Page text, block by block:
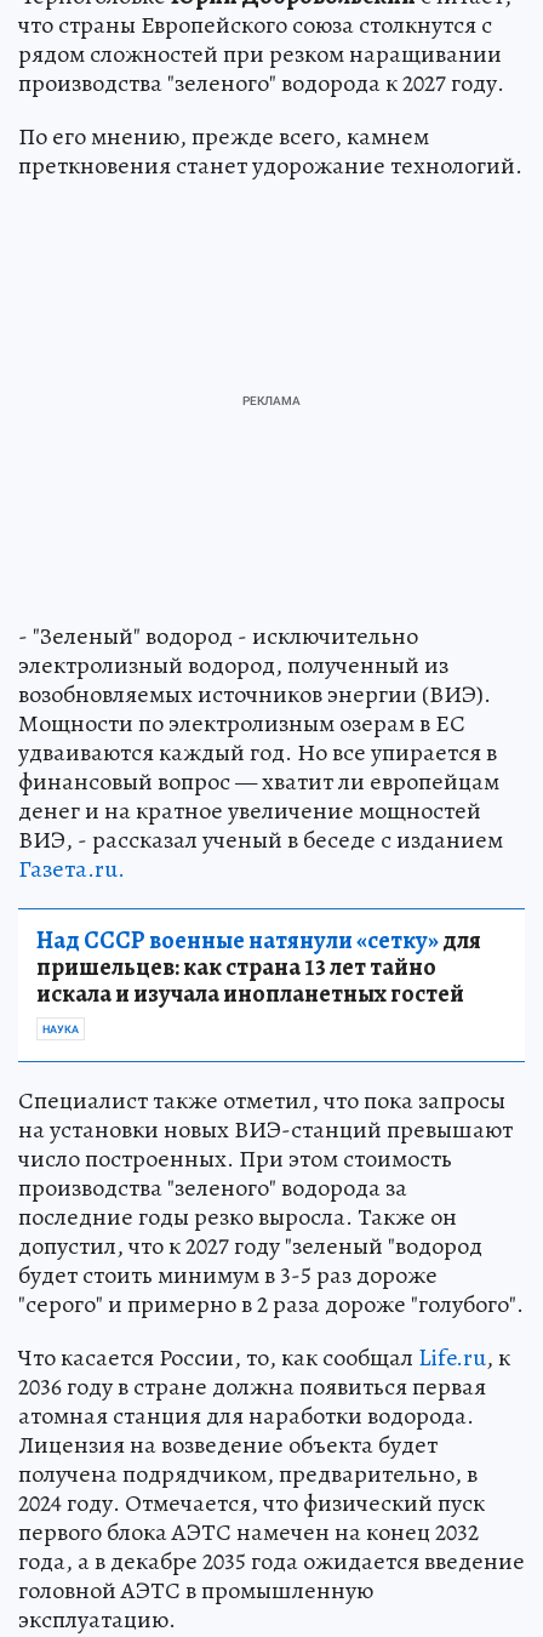
что страны Европейского союза столкнутся с
рядом сложностей при резком наращивании
производства "зеленого" водорода к 2027 году.
По его мнению, прежде всего, камнем
преткновения станет удорожание технологий.
- "Зеленый" водород - исключительно
электролизный водород, полученный из
возобновляемых источников энергии (ВИЭ).
Мощности по электролизным озерам в ЕС
удваиваются каждый год. Но все упирается в
финансовый вопрос — хватит ли европейцам
денег и на кратное увеличение мощностей
ВИЭ, - рассказал ученый в беседе с изданием
Газета.ru.
Над СССР военные натянули «сетку»для
пришельцев: как страна 13 лет тайно
искала и изучала инопланетных гостей
НАУКА
Специалист также отметил, что пока запросы
на установки новых ВИЭ-станций превышают
число построенных. При этом стоимость
производства "зеленого" водорода за
последние годы резко выросла. Также он
допустил, что к 2027 году "зеленый "водород
будет стоить минимум в 3-5 раз дороже
"серого" и примерно в 2 раза дороже "голубого".
Что касается России, то, как сообщал Life.ru, к
2036 году в стране должна появиться первая
атомная станция для наработки водорода.
Лицензия на возведение объекта будет
получена подрядчиком, предварительно, в
2024 году. Отмечается, что физический пуск
первого блока АЭТС намечен на конец 2032
года, а в декабре 2035 года ожидается введение
головной АЭТС в промышленную
эксплуатацию.